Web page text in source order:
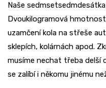
Naše
Dvoukilogramová
uzamčení kola na střeše
sklepích, kolárnách apod.
musíme nechat třeba delší
se zalíbí i někomu jinému